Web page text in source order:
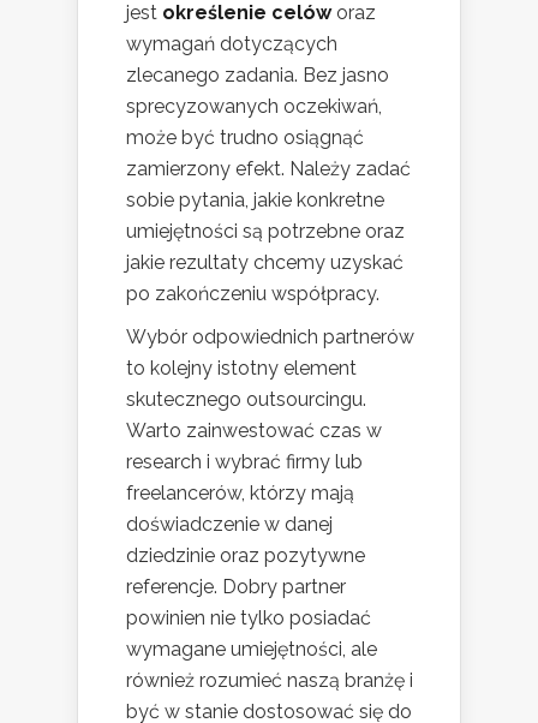
jest określenie celóworaz
wymagań dotyczących
zlecanego zadania. Bez jasno
sprecyzowanych oczekiwań,
może być trudno osiągnąć
zamierzony efekt. Należy zadać
sobie pytania, jakie konkretne
umiejętności są potrzebne oraz
jakie rezultaty chcemy uzyskać
po zakończeniu współpracy.
Wybór odpowiednich partnerów
to kolejny istotny element
skutecznego outsourcingu.
Warto zainwestować czas w
research i wybrać firmy lub
freelancerów, którzy mają
doświadczenie w danej
dziedzinie oraz pozytywne
referencje. Dobry partner
powinien nie tylko posiadać
wymagane umiejętności, ale
również rozumieć naszą branżę i
być w stanie dostosować się do